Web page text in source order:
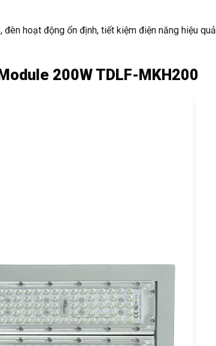
hoạt động ổn định, tiết kiệm điện năng hiệu quả
200W TDLF-MKH200